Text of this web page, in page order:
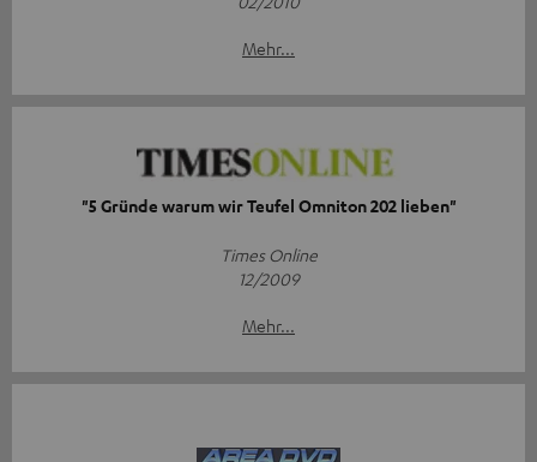
Mehr...
"5 Gründe warum wir Teufel Omniton 202 lieben"
Times Online
12/2009
Mehr...